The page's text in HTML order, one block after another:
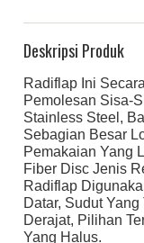
Deskripsi Produk
Radiflap Ini
Pemolesan Sisa-
Stainless Steel,
Sebagian Besar
Pemakaian Yang
Fiber Disc Jenis
Radiflap
Datar, Sudut
Derajat, Pilihan
Yang Halus.